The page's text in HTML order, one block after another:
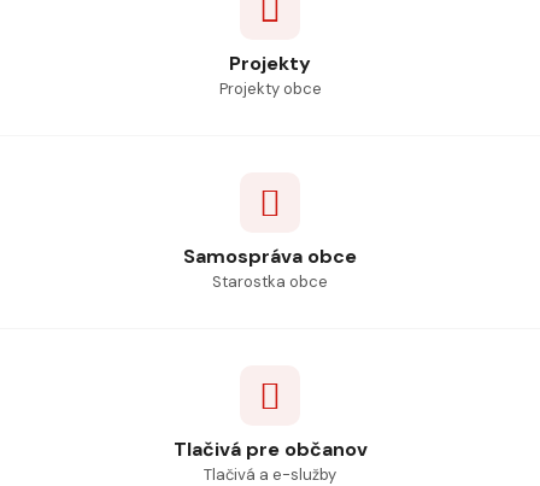
Projekty
Projekty obce
Samospráva obce
Starostka obce
Tlačivá pre občanov
Tlačivá a e-služby